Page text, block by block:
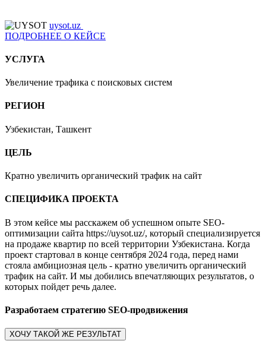
uysot.uz
ПОДРОБНЕЕ О КЕЙСЕ
УСЛУГА
Увеличение трафика с поисковых систем
РЕГИОН
Узбекистан, Ташкент
ЦЕЛЬ
Кратно увеличить органический трафик на сайт
СПЕЦИФИКА ПРОЕКТА
В этом кейсе мы расскажем об успешном опыте SEO-
оптимизации сайта https://uysot.uz/, который специализируется
на продаже квартир по всей территории Узбекистана. Когда
проект стартовал в конце сентября 2024 года, перед нами
стояла амбициозная цель - кратно увеличить органический
трафик на сайт. И мы добились впечатляющих результатов, о
которых пойдет речь далее.
Разработаем стратегию SEO-продвижения
ХОЧУ ТАКОЙ ЖЕ РЕЗУЛЬТАТ